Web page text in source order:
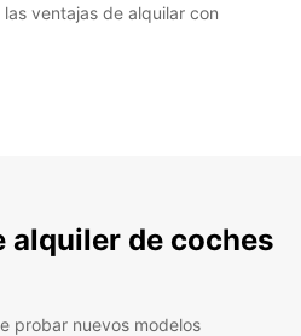
ventajas de alquilar con
alquiler de coches
probar nuevos modelos